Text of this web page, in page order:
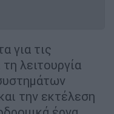
για τις
λειτουργία
την εκτέλεση